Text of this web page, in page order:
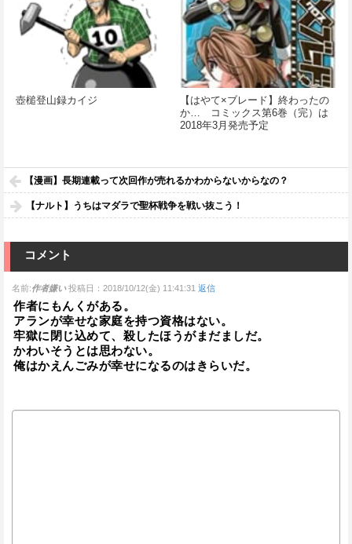
壺槌登山録カイジ
【はやて×ブレード】終わったの
か… コミックス第6巻（完）は
2018年3月発売予定
【漫画】長期連載って次回作が売れるかわからないからなの？
【ナルト】うちはマダラで聖杯戦争を戦い抜こう！
コメント
名前:作者嫌い 投稿日：2018/10/12(金) 11:41:31 返信
作者にもんくがある。
アランが幸せな家庭を持つ資格はない。
牢獄に閉じ込めて、殺したほうがまだましだ。
かわいそうとは思わない。
俺はかえんごみが幸せになるのはきらいだ。